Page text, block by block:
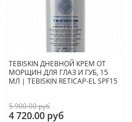
TEBISKIN ДНЕВНОЙ КРЕМ ОТ
МОРЩИН ДЛЯ ГЛАЗ И ГУБ, 15
МЛ | TEBISKIN RETICAP-EL SPF15
5 900.00 руб
4 720.00 руб